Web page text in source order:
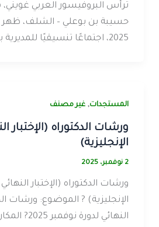
ترأس البروفيسور العربي
2025، اجتماعًا تنسيقيًا للمديرية بقاعة
المستجدات, غير مصنف
ورشات الدكتوراه (الإختبار
الإنجليزية)
2 نوفمبر، 2025
ورشات الدكتوراه (الإختبار
الإنجليزية) ? الموضوع: ورشات
النهائي لدورة نوفمبر 2025? المكان: مركز CEIL